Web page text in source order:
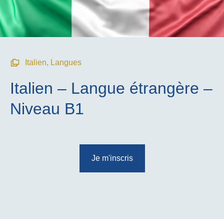
Italien, Langues
Italien – Langue étrangère –
Niveau B1
Je m'inscris